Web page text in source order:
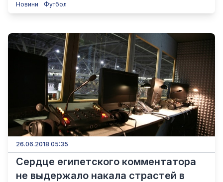
Новини Футбол
26.06.2018 05:35
Сердце египетского комментатора
не выдержало накала страстей в